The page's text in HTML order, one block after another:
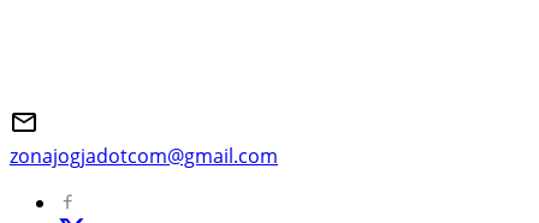
zonajogjadotcom@gmail.com